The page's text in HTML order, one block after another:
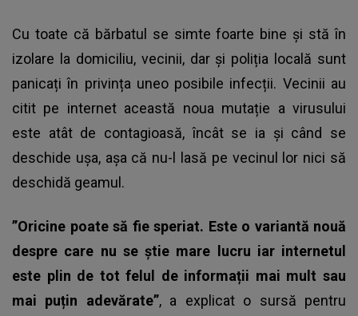
Cu toate că bărbatul se simte foarte bine și stă în
izolare la domiciliu, vecinii, dar și poliția locală sunt
panicați în privința uneo posibile infecții. Vecinii au
citit pe internet această noua mutație a virusului
este atât de contagioasă, încât se ia și când se
deschide ușa, așa că nu-l lasă pe vecinul lor nici să
deschidă geamul.
”Oricine poate să fie speriat. Este o variantă nouă
despre care nu se știe mare lucru iar internetul
este plin de tot felul de informații mai mult sau
mai puțin adevărate”, a explicat o sursă pentru